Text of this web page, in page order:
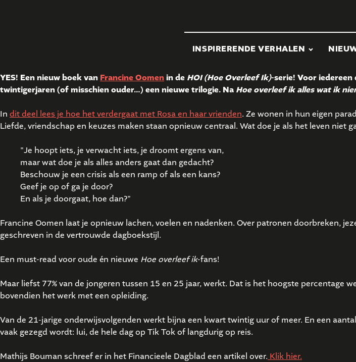
INSPIRERENDE VERHALEN
YES! Een nieuw boek van Francine Oomenin de HOI (Hoe Overleef Ik)-serie! Voor
twintigerjaren (of misschien ouder…) een nieuwe trilogie. Na Hoe overleef ik alles wat ik
In dit deel lees je hoe het verdergaat met Rosa en haar vrienden. Ze wonen in hun eigen
Liefde, vriendschap en keuzes maken staan opnieuw centraal. Wat doe je als het leven niet
"Je hoopt iets, je verwacht iets, je droomt ergens van,
maar wat doe je als alles anders gaat dan gedacht?
Beschouw je een crisis als een ramp of als een kans?
Geef je op of ga je door?
En als je doorgaat, hoe dan?"
Francine Oomen laat je opnieuw lachen, voelen en nadenken. Over patronen doorbreken,
geschreven in de vertrouwde dagboekstijl.
Een must-read voor oude én nieuwe Hoe overleef ik-fans!
Maar liefst 77% van de jongeren tussen 15 en 25 jaar, werkt. Dat is het hoogste percentage
bovendien het werk met een opleiding.
Van de 21-jarige onderwijsvolgenden werkt bijna een kwart twintig uur of meer. En een
vaak gezegd wordt: lui, de hele dag op Tik Tok of langdurig op reis.
Mathijs Bouman schreef er in het Financieele Dagblad een artikel over. Klik hier.